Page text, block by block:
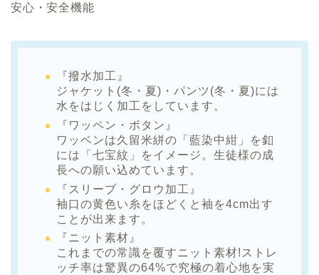
安心・安全機能
『撥水加工』
ジャケット(冬・夏)・パンツ(冬・夏)には
水をはじく加工をしています。
『ワッペン・ボタン』
ワッベンは久留米絣の「藍染中紺」を釦
には「七宝紋」をイメージ。生徒様の成
長への願い込めています。
『スリーブ・グロウ加工』
袖口の黄色い糸をほどくと袖を4cm出す
ことが出来ます。
『ニット素材』
これまでの常識を覆すニット素材!ストレ
ッチ率は驚異の64%で究極の着心地を実